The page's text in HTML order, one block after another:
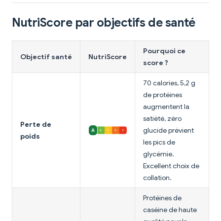
NutriScore par objectifs de santé
Objectif santé NutriScore
Pourquoi ce
score ?
Perte de
poids
70 calories, 5,2 g
de protéines
augmentent la
satiété, zéro
glucide prévient
les pics de
glycémie.
Excellent choix de
collation.
Protéines de
caséine de haute